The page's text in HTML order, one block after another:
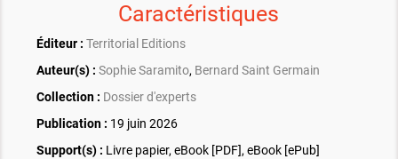
Caractéristiques
Éditeur : Territorial Editions
Auteur(s) : Sophie Saramito, Bernard Saint Germain
Collection : Dossier d'experts
Publication : 19 juin 2026
Support(s) : Livre papier, eBook [PDF], eBook [ePub]